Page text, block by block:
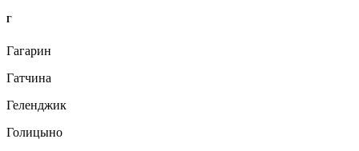
Г
Гагарин
Гатчина
Геленджик
Голицыно